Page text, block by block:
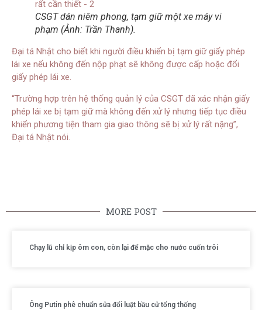
CSGT dán niêm phong, tạm giữ một xe máy vi
phạm (Ảnh: Trần Thanh).
Đại tá Nhật cho biết khi người điều khiển bị tạm giữ giấy phép
lái xe nếu không đến nộp phạt sẽ không được cấp hoặc đổi
giấy phép lái xe.
“Trường hợp trên hệ thống quản lý của CSGT đã xác nhận giấy
phép lái xe bị tạm giữ mà không đến xử lý nhưng tiếp tục điều
khiển phương tiện tham gia giao thông sẽ bị xử lý rất nặng”,
Đại tá Nhật nói.
MORE POST
Chạy lũ chỉ kịp ôm con, còn lại để mặc cho nước cuốn trôi
Ông Putin phê chuẩn sửa đổi luật bầu cử tổng thống